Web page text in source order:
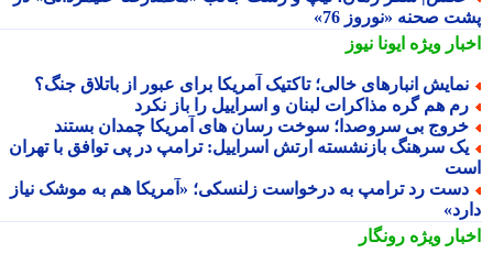
صحنه «نوروز 76»
ویژهایونا نیوز
انبارهای خالی؛ تاکتیک آمریکا برای عبور از باتلاق جنگ؟
هم گره مذاکرات لبنان و اسراییل را باز نکرد
بی سروصدا؛ سوخت رسان های آمریکا چمدان بستند
سرهنگ بازنشسته ارتش اسراییل: ترامپ در پی توافق با تهران
رد ترامپ به درخواست زلنسکی؛ «آمریکا هم به موشک نیاز
ویژهرونگار